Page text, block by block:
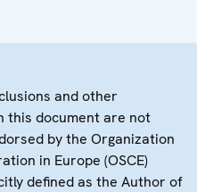
and other
this document are not
by the Organization
in Europe (OSCE)
defined as the Author of